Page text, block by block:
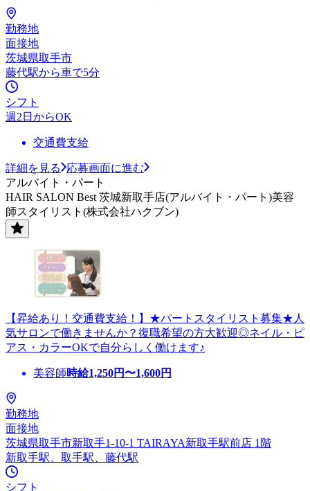
勤務地
面接地
茨城県取手市
藤代駅から車で5分
シフト
週2日からOK
交通費支給
詳細を見る
応募画面に進む
アルバイト・パート
HAIR SALON Best 茨城新取手店(アルバイト・パート)美容
師スタイリスト(株式会社ハクブン)
【昇給あり！交通費支給！】★パートスタイリスト募集★人
気サロンで働きませんか？復職希望の方大歓迎◎ネイル・ピ
アス・カラーOKで自分らしく働けます♪
美容師時給1,250円〜1,600円
勤務地
面接地
茨城県取手市新取手1-10-1 TAIRAYA新取手駅前店 1階
新取手駅、取手駅、藤代駅
シフト